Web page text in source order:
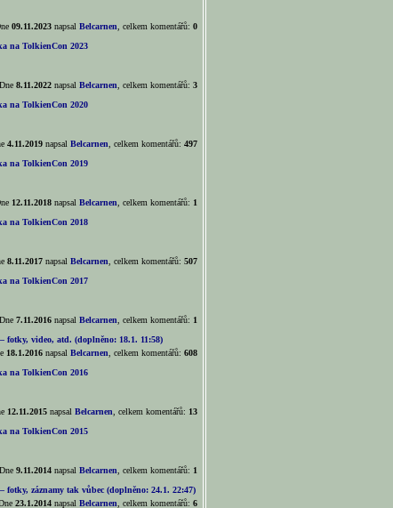
09.11.2023napsal Belcarnen , celkem komentářů: 0
na TolkienCon 2023
Dne 8.11.2022napsal Belcarnen , celkem komentářů: 3
na TolkienCon 2020
4.11.2019napsal Belcarnen , celkem komentářů: 497
na TolkienCon 2019
12.11.2018napsal Belcarnen , celkem komentářů: 1
na TolkienCon 2018
8.11.2017napsal Belcarnen , celkem komentářů: 507
na TolkienCon 2017
Dne 7.11.2016napsal Belcarnen , celkem komentářů: 1
fotky, video, atd. (doplněno: 18.1. 11:58)
18.1.2016napsal Belcarnen , celkem komentářů: 608
na TolkienCon 2016
12.11.2015napsal Belcarnen , celkem komentářů: 13
na TolkienCon 2015
Dne 9.11.2014napsal Belcarnen , celkem komentářů: 1
fotky, záznamy tak vůbec (doplněno: 24.1. 22:47)
23.1.2014napsal Belcarnen , celkem komentářů: 6